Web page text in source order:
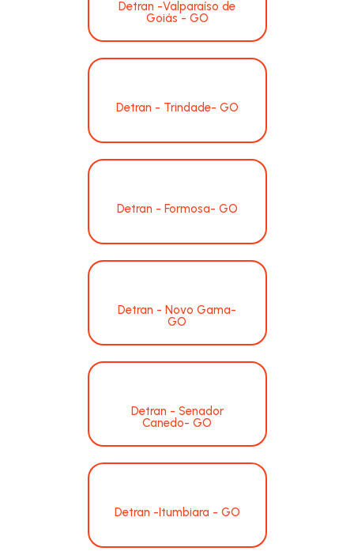
Detran -Valparaíso de
Goiás - GO
Detran - Trindade- GO
Detran - Formosa- GO
Detran - Novo Gama-
GO
Detran - Senador
Canedo- GO
Detran -Itumbiara - GO